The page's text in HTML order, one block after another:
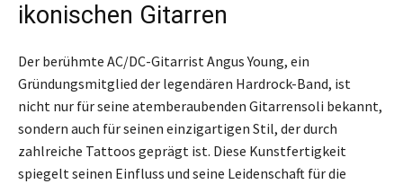
ikonischen Gitarren
Der berühmte AC/DC-Gitarrist Angus Young, ein
Gründungsmitglied der legendären Hardrock-Band, ist
nicht nur für seine atemberaubenden Gitarrensoli bekannt,
sondern auch für seinen einzigartigen Stil, der durch
zahlreiche Tattoos geprägt ist. Diese Kunstfertigkeit
spiegelt seinen Einfluss und seine Leidenschaft für die